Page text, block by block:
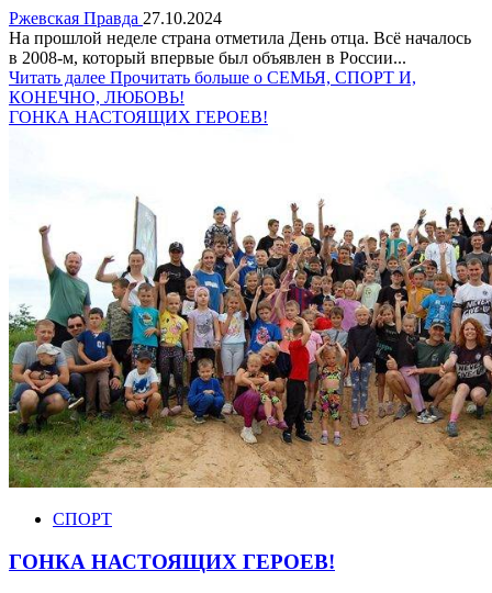
Ржевская Правда 27.10.2024
На прошлой неделе страна отметила День отца. Всё началось
в 2008-м, который впервые был объявлен в России...
Читать далее Прочитать больше о СЕМЬЯ, СПОРТ И,
КОНЕЧНО, ЛЮБОВЬ!
ГОНКА НАСТОЯЩИХ ГЕРОЕВ!
СПОРТ
ГОНКА НАСТОЯЩИХ ГЕРОЕВ!